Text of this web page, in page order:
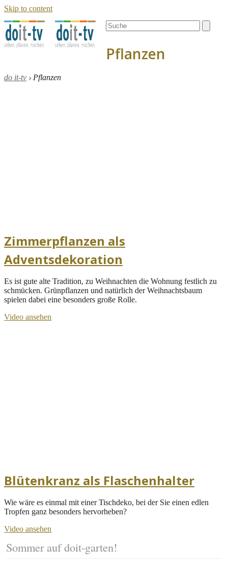
Skip to content
Open
mobile
Close
mobile
Search
Pflanzen
do it-tv › Pflanzen
Zimmerpflanzen als
Adventsdekoration
Es ist gute alte Tradition, zu Weihnachten die Wohnung festlich zu
schmücken. Grünpflanzen und natürlich der Weihnachtsbaum
spielen dabei eine besonders große Rolle.
Video ansehen
Blütenkranz als Flaschenhalter
Wie wäre es einmal mit einer Tischdeko, bei der Sie einen edlen
Tropfen ganz besonders hervorheben?
Video ansehen
Sommer auf doit-garten!